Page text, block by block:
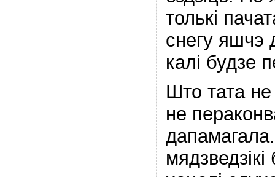
толькі
снегу яшчэ
калі будзе
Што тата не
не